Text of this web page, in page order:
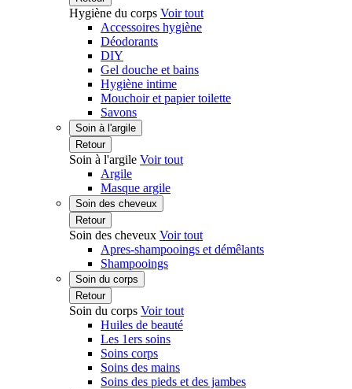
Hygiène du corps Voir tout
Accessoires hygiène
Déodorants
DIY
Gel douche et bains
Hygiène intime
Mouchoir et papier toilette
Savons
Soin à l'argile
Retour
Soin à l'argile Voir tout
Argile
Masque argile
Soin des cheveux
Retour
Soin des cheveux Voir tout
Apres-shampooings et démêlants
Shampooings
Soin du corps
Retour
Soin du corps Voir tout
Huiles de beauté
Les 1ers soins
Soins corps
Soins des mains
Soins des pieds et des jambes